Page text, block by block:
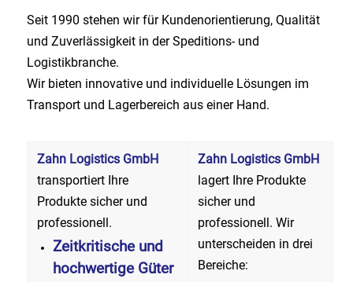
Seit 1990 stehen wir für Kundenorientierung, Qualität
und Zuverlässigkeit in der Speditions- und
Logistikbranche.
Wir bieten innovative und individuelle Lösungen im
Transport und Lagerbereich aus einer Hand.
Zahn Logistics GmbH
transportiert Ihre
Produkte sicher und
professionell.
Zeitkritische und
hochwertige Güter
Zahn Logistics GmbH
lagert Ihre Produkte
sicher und
professionell. Wir
unterscheiden in drei
Bereiche: